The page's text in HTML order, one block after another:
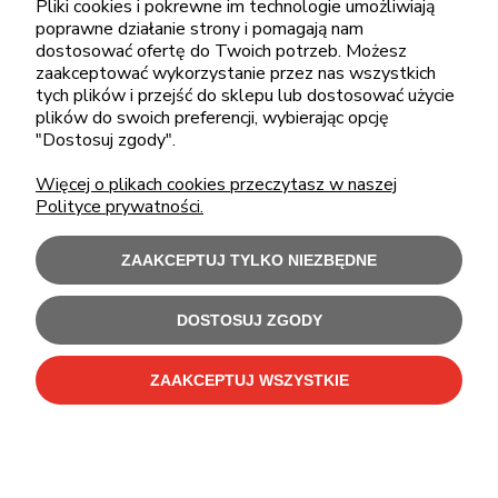
ZAKUPY
MOJE KONTO
INFORMACJE
Użytkowanie sklepu oznacza zgodę na wykorzystywanie plików cookies.
Szczegółowe informacje wPolityce prywatności
C-Bit Bis OnLine - tanie laptopy poleasingowe i używane komputery biurowe.
Pliki cookies i pokrewne im technologie umożliwiają
poprawne działanie strony i pomagają nam
dostosować ofertę do Twoich potrzeb. Możesz
zaakceptować wykorzystanie przez nas wszystkich
tych plików i przejść do sklepu lub dostosować użycie
plików do swoich preferencji, wybierając opcję
"Dostosuj zgody".
Więcej o plikach cookies przeczytasz w naszej
Polityce prywatności.
ZAAKCEPTUJ TYLKO NIEZBĘDNE
DOSTOSUJ ZGODY
ZAAKCEPTUJ WSZYSTKIE